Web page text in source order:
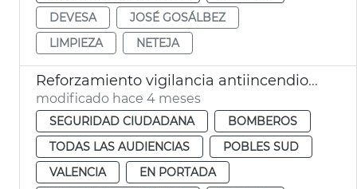
DEVESA
JOSÉ GOSÁLBEZ
LIMPIEZA
NETEJA
Reforzamiento vigilancia antiincendios Devesa València
modificado hace 4 meses
SEGURIDAD CIUDADANA
BOMBEROS
TODAS LAS AUDIENCIAS
POBLES SUD
VALENCIA
EN PORTADA